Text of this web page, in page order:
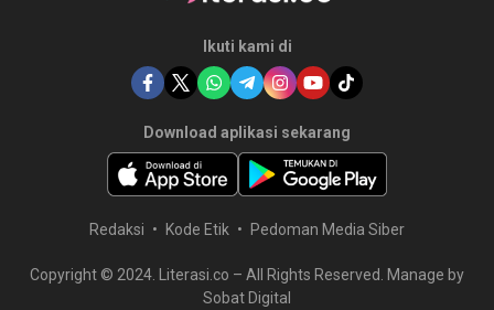
Ikuti kami di
Download aplikasi sekarang
Redaksi Kode Etik Pedoman Media Siber
Copyright © 2024. Literasi.co – All Rights Reserved. Manage by
Sobat Digital